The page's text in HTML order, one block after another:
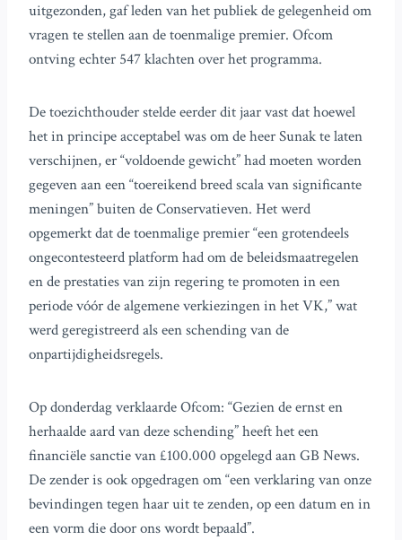
uitgezonden, gaf leden van het publiek de gelegenheid om
vragen te stellen aan de toenmalige premier. Ofcom
ontving echter 547 klachten over het programma.
De toezichthouder stelde eerder dit jaar vast dat hoewel
het in principe acceptabel was om de heer Sunak te laten
verschijnen, er “voldoende gewicht” had moeten worden
gegeven aan een “toereikend breed scala van significante
meningen” buiten de Conservatieven. Het werd
opgemerkt dat de toenmalige premier “een grotendeels
ongecontesteerd platform had om de beleidsmaatregelen
en de prestaties van zijn regering te promoten in een
periode vóór de algemene verkiezingen in het VK,” wat
werd geregistreerd als een schending van de
onpartijdigheidsregels.
Op donderdag verklaarde Ofcom: “Gezien de ernst en
herhaalde aard van deze schending” heeft het een
financiële sanctie van £100.000 opgelegd aan GB News.
De zender is ook opgedragen om “een verklaring van onze
bevindingen tegen haar uit te zenden, op een datum en in
een vorm die door ons wordt bepaald”.